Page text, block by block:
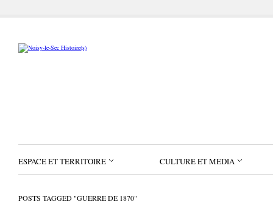
ESPACE ET TERRITOIRE CULTURE ET MEDIA
POSTS TAGGED "GUERRE DE 1870"